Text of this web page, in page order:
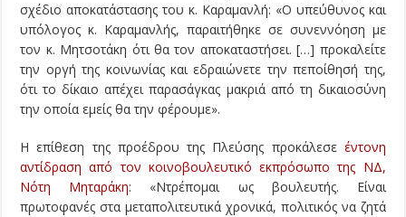
σχέδιο αποκατάστασης του κ. Καραμανλή: «Ο υπεύθυνος και
υπόλογος κ. Καραμανλής, παραιτήθηκε σε συνεννόηση με
τον κ. Μητσοτάκη ότι θα τον αποκαταστήσει. […] προκαλείτε
την οργή της κοινωνίας και εδραιώνετε την πεποίθησή της,
ότι το δίκαιο απέχει παρασάγκας μακριά από τη δικαιοσύνη
την οποία εμείς θα την φέρουμε».
Η επίθεση της προέδρου της Πλεύσης προκάλεσε έντονη
αντίδραση από τον κοινοβουλευτικό εκπρόσωπο της ΝΔ,
Νότη Μηταράκη: «Ντρέπομαι ως βουλευτής. Είναι
πρωτοφανές στα μεταπολιτευτικά χρονικά, πολιτικός να ζητά